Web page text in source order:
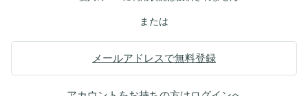
または
メールアドレスで無料登録